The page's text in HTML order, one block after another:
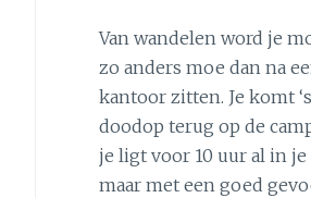
Van wandelen word je
zo anders moe dan na
kantoor zitten. Je komt
doodop terug op de
je ligt voor 10 uur al in je
maar met een goed